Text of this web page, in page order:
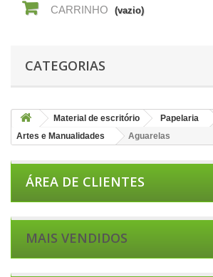
CARRINHO (vazio)
CATEGORIAS
Material de escritório
Papelaria
Artes e Manualidades
Aguarelas
ÁREA DE CLIENTES
MAIS VENDIDOS